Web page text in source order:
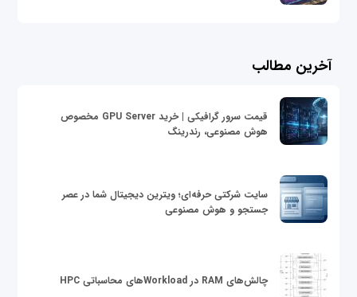
آخرین مطالب
قیمت سرور گرافیکی | خرید GPU Server مخصوص
هوش مصنوعی، رندرینگ
سایت شرکتی حرفه‌ای؛ ویترین دیجیتال شما در عصر
جستجو و هوش مصنوعی
چالش‌های RAM در Workloadهای محاسباتی HPC